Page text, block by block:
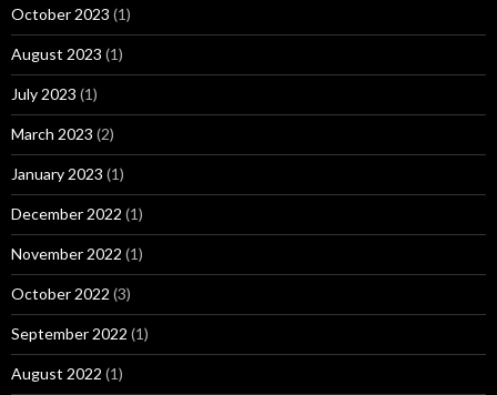
October 2023 (1)
August 2023 (1)
July 2023 (1)
March 2023 (2)
January 2023 (1)
December 2022 (1)
November 2022 (1)
October 2022 (3)
September 2022 (1)
August 2022 (1)